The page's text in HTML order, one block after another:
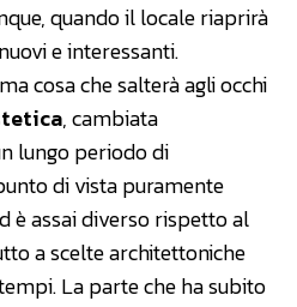
quando il locale riaprirà
e interessanti.
cosa che salterà agli occhi
, cambiata
lungo periodo di
di vista puramente
è assai diverso rispetto al
a scelte architettoniche
La parte che ha subito